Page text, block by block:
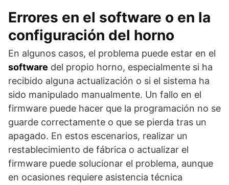
Errores en el software o en la
configuración del horno
En algunos casos, el problema puede estar en el
software del propio horno, especialmente si ha
recibido alguna actualización o si el sistema ha
sido manipulado manualmente. Un fallo en el
firmware puede hacer que la programación no se
guarde correctamente o que se pierda tras un
apagado. En estos escenarios, realizar un
restablecimiento de fábrica o actualizar el
firmware puede solucionar el problema, aunque
en ocasiones requiere asistencia técnica